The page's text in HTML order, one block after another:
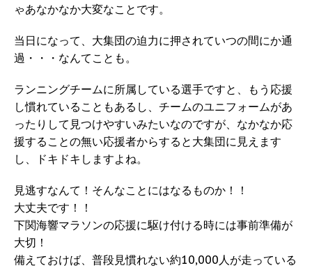
ゃあなかなか大変なことです。
当日になって、大集団の迫力に押されていつの間にか通
過・・・なんてことも。
ランニングチームに所属している選手ですと、もう応援
し慣れていることもあるし、チームのユニフォームがあ
ったりして見つけやすいみたいなのですが、なかなか応
援することの無い応援者からすると大集団に見えます
し、ドキドキしますよね。
見逃すなんて！そんなことにはなるものか！！
大丈夫です！！
下関海響マラソンの応援に駆け付ける時には事前準備が
大切！
備えておけば、普段見慣れない約10,000人が走っている